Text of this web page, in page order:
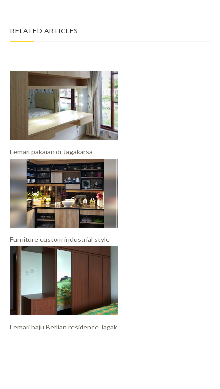
RELATED ARTICLES
Lemari pakaian di Jagakarsa
Furniture custom industrial style
Lemari baju Berlian residence Jagak...